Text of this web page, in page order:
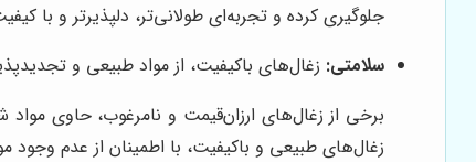
جلوگیری کرده و تجربه‌ای طولانی‌تر، دلپذیرتر و با
سلامتی: زغال‌های باکیفیت، از مواد طبیعی و
برخی از زغال‌های ارزان‌قیمت و نامرغوب، حاوی
زغال‌های طبیعی و باکیفیت، با اطمینان از عدم